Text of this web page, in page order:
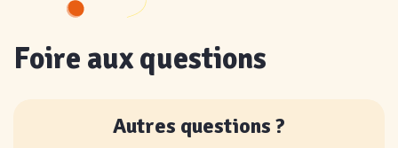
Foire aux questions
Autres questions ?